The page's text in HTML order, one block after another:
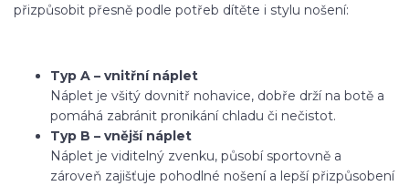
přizpůsobit přesně podle potřeb dítěte i stylu nošení:
Typ A – vnitřní náplet
Náplet je všitý dovnitř nohavice, dobře drží na botě a
pomáhá zabránit pronikání chladu či nečistot.
Typ B – vnější náplet
Náplet je viditelný zvenku, působí sportovně a
zároveň zajišťuje pohodlné nošení a lepší přizpůsobení